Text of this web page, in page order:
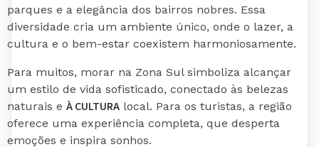
parques e a elegância dos bairros nobres. Essa
diversidade cria um ambiente único, onde o lazer, a
cultura e o bem-estar coexistem harmoniosamente.
Para muitos, morar na Zona Sul simboliza alcançar
um estilo de vida sofisticado, conectado às belezas
naturais e À CULTURA local. Para os turistas, a região
oferece uma experiência completa, que desperta
emoções e inspira sonhos.